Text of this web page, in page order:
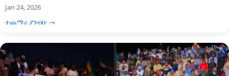
Jan 24, 2026
ተጨማሪ ያንብቡ →